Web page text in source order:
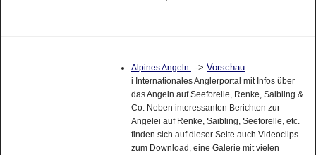
Alpines Angeln -> Vorschau
i Internationales Anglerportal mit Infos über
das Angeln auf Seeforelle, Renke, Saibling &
Co. Neben interessanten Berichten zur
Angelei auf Renke, Saibling, Seeforelle, etc.
finden sich auf dieser Seite auch Videoclips
zum Download, eine Galerie mit vielen